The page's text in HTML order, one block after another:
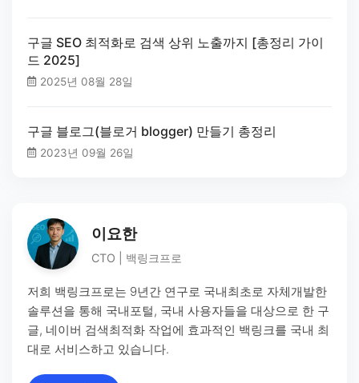
구글 SEO 최적화로 검색 상위 노출까지 [총정리 가이
드 2025]
2025년 08월 28일
구글 블로그(블로거 blogger) 만들기 총정리
2023년 09월 26일
이요한
CTO | 백링크프로
저희 백링크프로는 9년간 연구로 국내최초로 자체개발한
솔루션을 통해 국내포털, 국내 사용자들을 대상으로 한 구
글, 네이버 검색최적화 작업에 효과적인 백링크를 국내 최
대로 서비스하고 있습니다.